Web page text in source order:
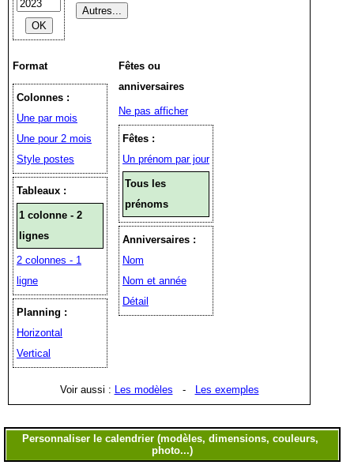
Format
Colonnes :
Une par mois
Une pour 2 mois
Style postes
Tableaux :
1 colonne - 2
lignes
2 colonnes - 1
ligne
Planning :
Horizontal
Vertical
Fêtes ou
anniversaires
Ne pas afficher
Fêtes :
Un prénom par jour
Tous les
prénoms
Anniversaires :
Nom
Nom et année
Détail
Voir aussi : Les modèles - Les exemples